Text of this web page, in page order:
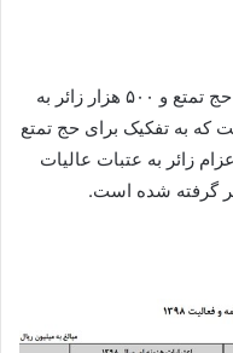
در این لایحه برای اعزام ۸۵ هزار زائر به حج تمتع و ۵۰۰ هزار زائر به
که به تفکیک برای حج تمتع
اعزام زائر به عتبات عالیات